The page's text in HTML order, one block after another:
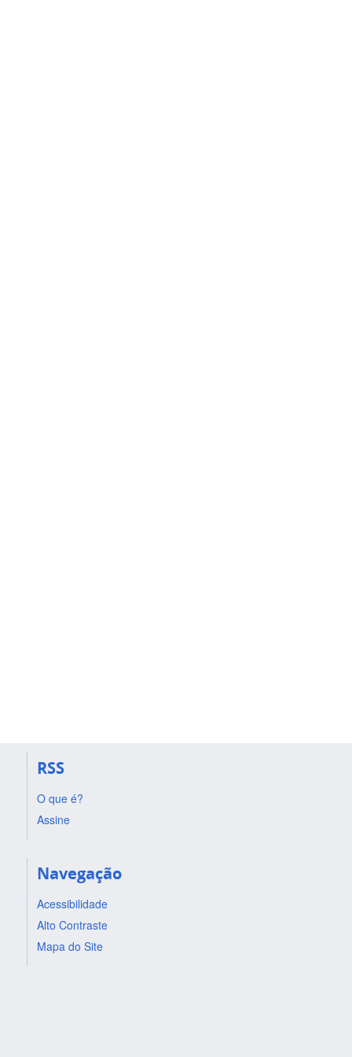
RSS
O que é?
Assine
Navegação
Acessibilidade
Alto Contraste
Mapa do Site